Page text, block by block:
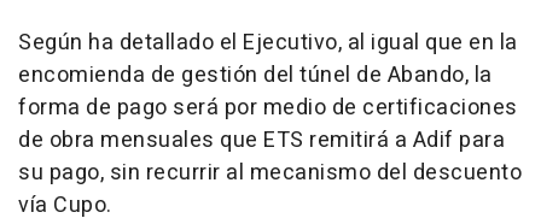
Según ha detallado el Ejecutivo, al igual que en la
encomienda de gestión del túnel de Abando, la
forma de pago será por medio de certificaciones
de obra mensuales que ETS remitirá a Adif para
su pago, sin recurrir al mecanismo del descuento
vía Cupo.